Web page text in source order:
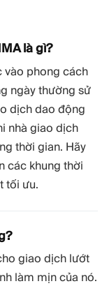
là gì?
vào phong cách
ngày thường sử
dịch dao động
nhà giao dịch
thời gian. Hãy
các khung thời
tối ưu.
giao dịch lướt
làm mịn của nó.